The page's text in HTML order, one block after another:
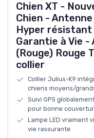
Chien XT -
Chien -
Hyper
Garantie à Vie
(Rouge) Rouge
collier
Collier Julius-K9
chiens moyens/
Suivi GPS
pour bonne
Lampe LED vraiment
vie rassurante